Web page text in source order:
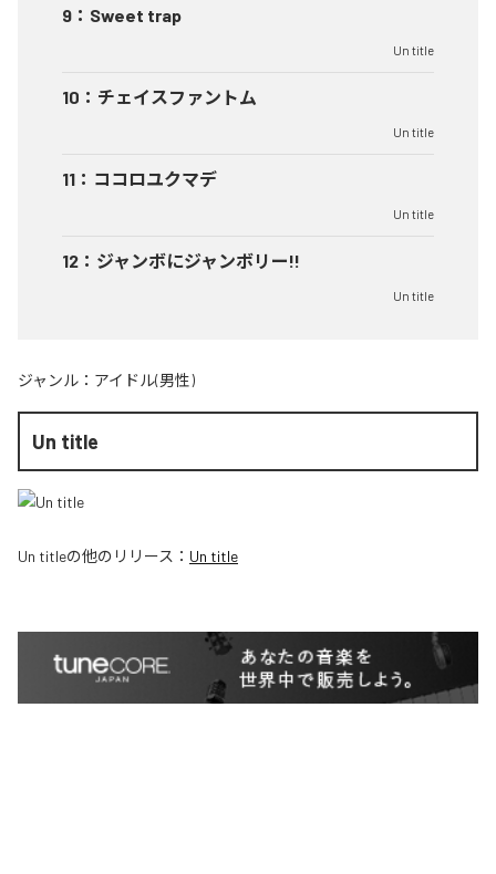
9 ： Sweet trap
Un title
10 ： チェイスファントム
Un title
11 ： ココロユクマデ
Un title
12 ： ジャンボにジャンボリー!!
Un title
ジャンル： アイドル(男性)
Un title
Un titleの他のリリース： Un title